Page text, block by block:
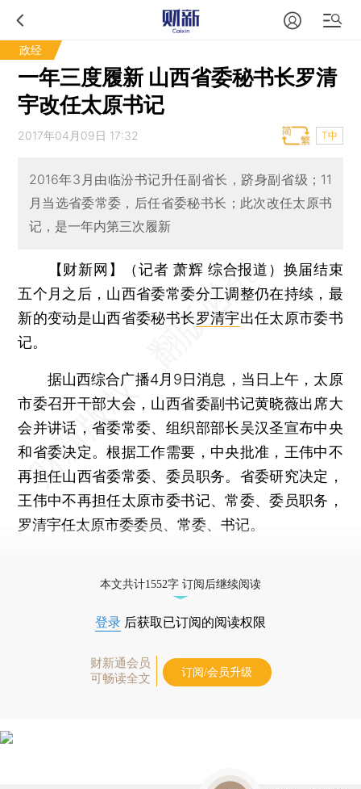
政经
一年三度履新 山西省委秘书长罗清
宇改任太原书记
2017年04月09日 17:32 T中
2016年3月由临汾书记升任副省长，跻身副省级；11
月当选省委常委，后任省委秘书长；此次改任太原书
记，是一年内第三次履新
【财新网】（记者 萧辉 综合报道） 换届结束
五个月之后，山西省委常委分工调整仍在持续，最
新的变动是山西省委秘书长罗清宇出任太原市委书
记。
据山西综合广播4月9日消息，当日上午，太原
市委召开干部大会，山西省委副书记黄晓薇出席大
会并讲话，省委常委、组织部部长吴汉圣宣布中央
和省委决定。根据工作需要，中央批准，王伟中不
再担任山西省委常委、委员职务。省委研究决定，
王伟中不再担任太原市委书记、常委、委员职务，
罗清宇任太原市委委员、常委、书记。
本文共计1552字 订阅后继续阅读
登录 后获取已订阅的阅读权限
财新通会员
可畅读全文
订阅/会员升级